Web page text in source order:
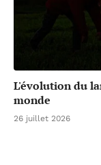
L'évolution du
monde
26 juillet 2026